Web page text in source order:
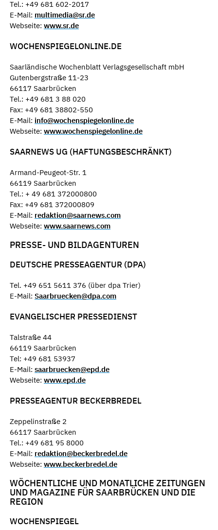
Tel.: +49 681 602-2017
E-Mail: multimedia@sr.de
Webseite: www.sr.de
WOCHENSPIEGELONLINE.DE
Saarländische Wochenblatt Verlagsgesellschaft mbH
Gutenbergstraße 11-23
66117 Saarbrücken
Tel.: +49 681 3 88 020
Fax: +49 681 38802-550
E-Mail: info@wochenspiegelonline.de
Webseite: www.wochenspiegelonline.de
SAARNEWS UG (HAFTUNGSBESCHRÄNKT)
Armand-Peugeot-Str. 1
66119 Saarbrücken
Tel.: + 49 681 372000800
Fax: +49 681 372000809
E-Mail: redaktion@saarnews.com
Webseite: www.saarnews.com
PRESSE- UND BILDAGENTUREN
DEUTSCHE PRESSEAGENTUR (DPA)
Tel. +49 651 5611 376 (über dpa Trier)
E-Mail: Saarbruecken@dpa.com
EVANGELISCHER PRESSEDIENST
Talstraße 44
66119 Saarbrücken
Tel: +49 681 53937
E-Mail: saarbruecken@epd.de
Webseite: www.epd.de
PRESSEAGENTUR BECKERBREDEL
Zeppelinstraße 2
66117 Saarbrücken
Tel.: +49 681 95 8000
E-Mail: redaktion@beckerbredel.de
Webseite: www.beckerbredel.de
WÖCHENTLICHE UND MONATLICHE ZEITUNGEN
UND MAGAZINE FÜR SAARBRÜCKEN UND DIE
REGION
WOCHENSPIEGEL